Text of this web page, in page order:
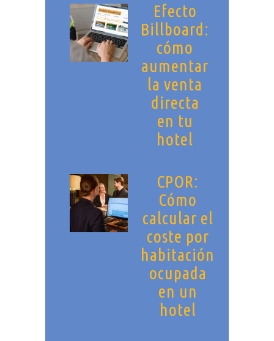
Efecto
Billboard:
cómo
aumentar
la venta
directa
en tu
hotel
CPOR:
Cómo
calcular el
coste por
habitación
ocupada
en un
hotel